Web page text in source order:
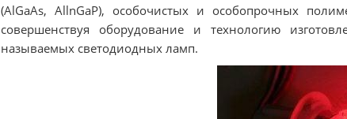
(AlGaAs, AllnGaP), особочистых и особопрочных
совершенствуя оборудование и технологию
называемых светодиодных ламп.